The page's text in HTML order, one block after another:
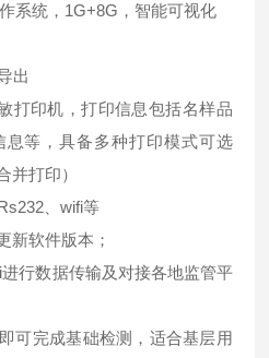
系统，1G+8G，智能可视化
出
打印机，打印信息包括名样品
等，具备多种打印模式可选
并打印）
、wifi等
新软件版本；
行数据传输及对接各地监管平
可完成基础检测，适合基层用